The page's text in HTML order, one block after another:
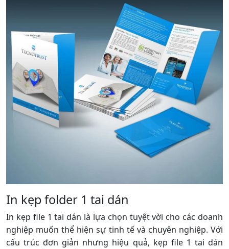
In kẹp folder 1 tai dán
In kẹp file 1 tai dán là lựa chọn tuyệt vời cho các doanh
nghiệp muốn thể hiện sự tinh tế và chuyên nghiệp. Với
cấu trúc đơn giản nhưng hiệu quả, kẹp file 1 tai dán